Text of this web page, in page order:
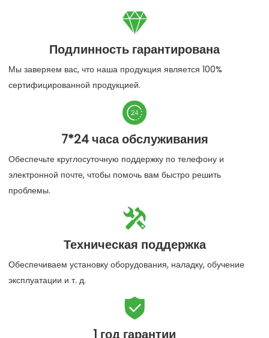
более чем 120 стран мира и получила высокое
признание, поверьте LABOAO, мы растем вместе!
ПОСЛЕПРОДАЖНАЯ ГАРАНТИЯ

Подлинность гарантирована
Мы заверяем вас, что наша продукция является 100%
сертифицированной продукцией.

7*24 часа обслуживания
Обеспечьте круглосуточную поддержку по телефону и
электронной почте, чтобы помочь вам быстро решить
